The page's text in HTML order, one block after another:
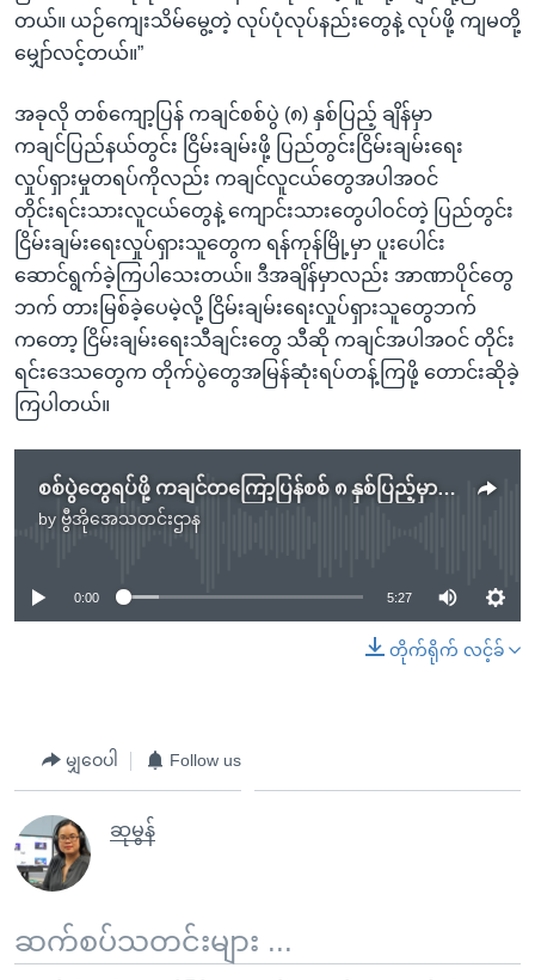
တယ်။ ယဉ်ကျေးသိမ်မွေ့တဲ့ လုပ်ပုံလုပ်နည်းတွေနဲ့ လုပ်ဖို့ ကျမတို့
မျှော်လင့်တယ်။”
အခုလို တစ်ကျော့ပြန် ကချင်စစ်ပွဲ (၈) နှစ်ပြည့် ချိန်မှာ
ကချင်ပြည်နယ်တွင်း ငြိမ်းချမ်းဖို့ ပြည်တွင်းငြိမ်းချမ်းရေး
လှုပ်ရှားမှုတရပ်ကိုလည်း ကချင်လူငယ်တွေအပါအဝင်
တိုင်းရင်းသားလူငယ်တွေနဲ့ ကျောင်းသားတွေပါဝင်တဲ့ ပြည်တွင်း
ငြိမ်းချမ်းရေးလှုပ်ရှားသူတွေက ရန်ကုန်မြို့မှာ ပူးပေါင်း
ဆောင်ရွက်ခဲ့ကြပါသေးတယ်။ ဒီအချိန်မှာလည်း အာဏာပိုင်တွေ
ဘက် တားမြစ်ခဲ့ပေမဲ့လို့ ငြိမ်းချမ်းရေးလှုပ်ရှားသူတွေဘက်
ကတော့ ငြိမ်းချမ်းရေးသီချင်းတွေ သီဆို ကချင်အပါအဝင် တိုင်း
ရင်းဒေသတွေက တိုက်ပွဲတွေအမြန်ဆုံးရပ်တန့်ကြဖို့ တောင်းဆိုခဲ့
ကြပါတယ်။
စစ်ပွဲတွေရပ်ဖို့ ကချင်တကြော့ပြန်စစ် ၈ နှစ်ပြည့်မှာ တောင်းဆို
by ဗွီအိုအေသတင်းဌာန
No media source currently available
0:00 5:27
တိုက်ရိုက် လင့်ခ်
မျှဝေပါ Follow us
ဆုမွန်
ဆက်စပ်သတင်းများ ...